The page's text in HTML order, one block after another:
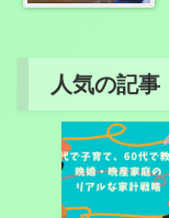
人気の記事